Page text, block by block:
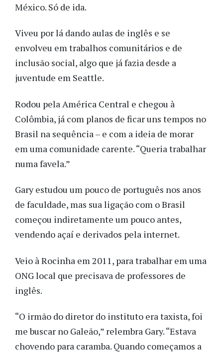
México. Só de ida.
Viveu por lá dando aulas de inglês e se
envolveu em trabalhos comunitários e de
inclusão social, algo que já fazia desde a
juventude em Seattle.
Rodou pela América Central e chegou à
Colômbia, já com planos de ficar uns tempos no
Brasil na sequência – e com a ideia de morar
em uma comunidade carente. “Queria trabalhar
numa favela.”
Gary estudou um pouco de português nos anos
de faculdade, mas sua ligação com o Brasil
começou indiretamente um pouco antes,
vendendo açaí e derivados pela internet.
Veio à Rocinha em 2011, para trabalhar em uma
ONG local que precisava de professores de
inglês.
“O irmão do diretor do instituto era taxista, foi
me buscar no Galeão,” relembra Gary. “Estava
chovendo para caramba. Quando começamos a